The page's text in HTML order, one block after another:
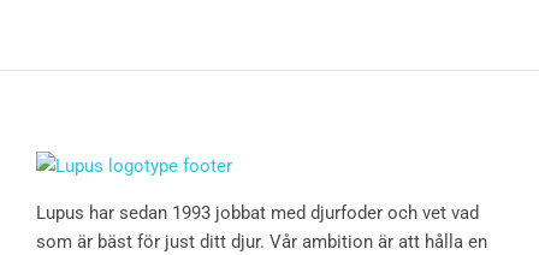
Lupus har sedan 1993 jobbat med djurfoder och vet vad
som är bäst för just ditt djur. Vår ambition är att hålla en